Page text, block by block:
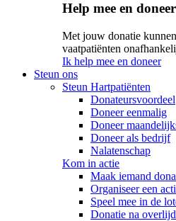
Help mee en doneer
Met jouw donatie
vaatpatiënten
Ik help mee en doneer
Steun ons
Steun Hartpatiënten
Donateursvoordeel
Doneer eenmalig
Doneer
Doneer als bedrijf
Nalatenschap
Kom in actie
Maak iemand
Organiseer een
Speel mee in de
Donatie na